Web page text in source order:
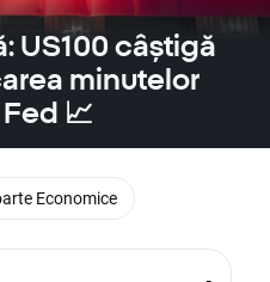
US100 câștigă
minutelor
📈
Economice